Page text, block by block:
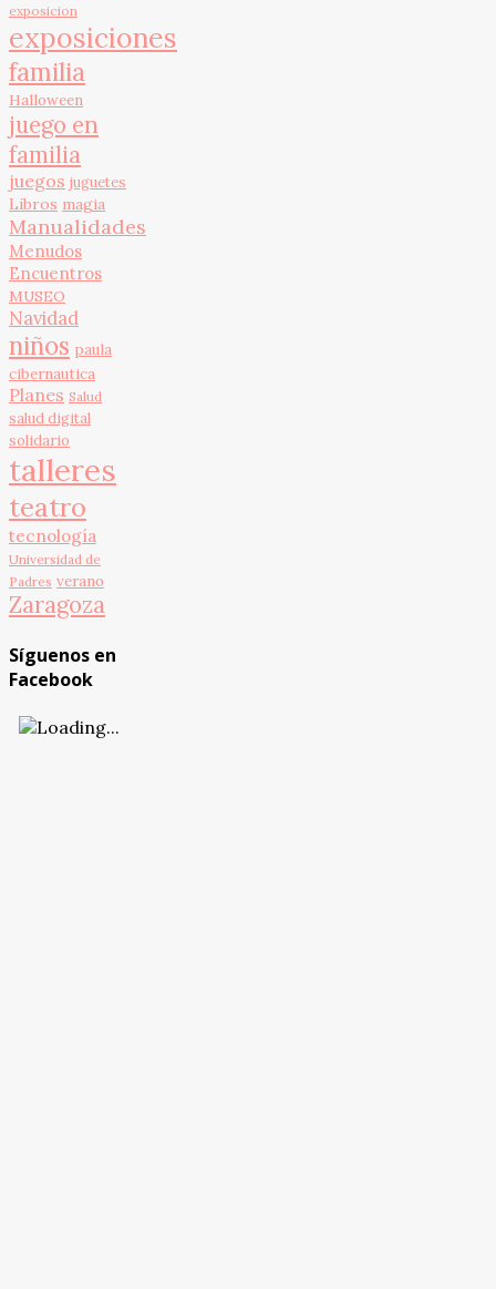
exposicion
exposiciones
familia
Halloween
juego en
familia
juegos juguetes
Libros magia
Manualidades
Menudos
Encuentros
MUSEO
Navidad
niños paula
cibernautica
Planes Salud
salud digital
solidario
talleres
teatro
tecnología
Universidad de
Padres verano
Zaragoza
Síguenos en
Facebook